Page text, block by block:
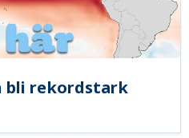
bli rekordstark